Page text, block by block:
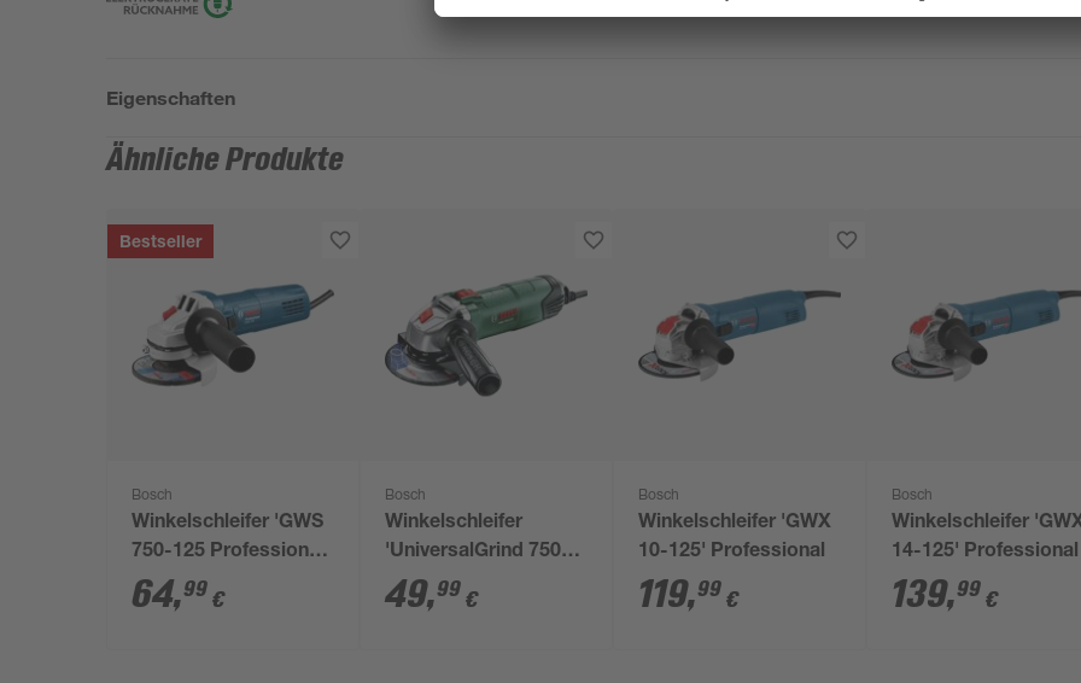
Eigenschaften
Ähnliche Produkte
Bestseller
Bosch
Winkelschleifer 'GWS
750-125 Professional'
750 W
64,99 €
Bosch
Winkelschleifer
'UniversalGrind 750-
115' Ø 115 mm
49,99 €
Bosch
Winkelschleifer 'GWX
10-125' Professional
119,99 €
Bosch
Winkelschleifer
14-125' Professional
139,99 €